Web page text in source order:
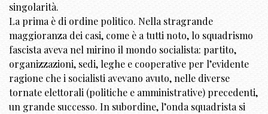
singolarità.
La prima è di ordine politico. Nella stragrande
maggioranza dei casi, come è a tutti noto, lo squadrismo
fascista aveva nel mirino il mondo socialista: partito,
organizzazioni, sedi, leghe e cooperative per l’evidente
ragione che i socialisti avevano avuto, nelle diverse
tornate elettorali (politiche e amministrative) precedenti,
un grande successo. In subordine, l’onda squadrista si